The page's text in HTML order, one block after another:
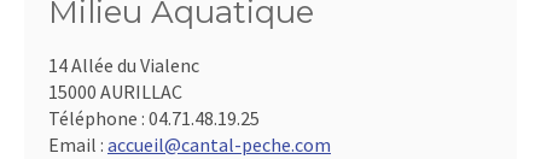
Milieu Aquatique
14 Allée du Vialenc
15000 AURILLAC
Téléphone : 04.71.48.19.25
Email : accueil@cantal-peche.com